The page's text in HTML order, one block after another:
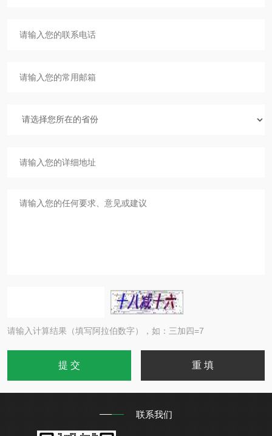
请输入计算结果（填写阿拉伯数字），如：三加四=7
联系我们